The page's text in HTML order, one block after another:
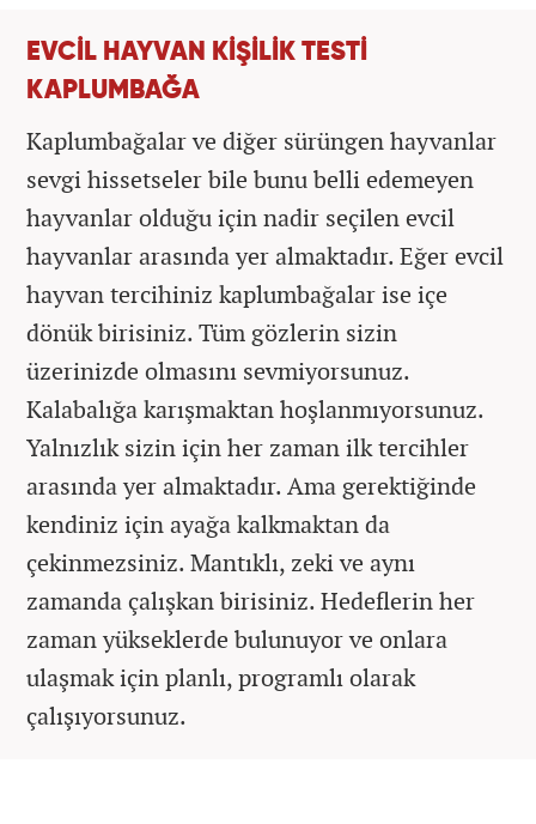
EVCİL HAYVAN KİŞİLİK TESTİ
KAPLUMBAĞA
Kaplumbağalar ve diğer sürüngen hayvanlar
sevgi hissetseler bile bunu belli edemeyen
hayvanlar olduğu için nadir seçilen evcil
hayvanlar arasında yer almaktadır. Eğer evcil
hayvan tercihiniz kaplumbağalar ise içe
dönük birisiniz. Tüm gözlerin sizin
üzerinizde olmasını sevmiyorsunuz.
Kalabalığa karışmaktan hoşlanmıyorsunuz.
Yalnızlık sizin için her zaman ilk tercihler
arasında yer almaktadır. Ama gerektiğinde
kendiniz için ayağa kalkmaktan da
çekinmezsiniz. Mantıklı, zeki ve aynı
zamanda çalışkan birisiniz. Hedeflerin her
zaman yükseklerde bulunuyor ve onlara
ulaşmak için planlı, programlı olarak
çalışıyorsunuz.